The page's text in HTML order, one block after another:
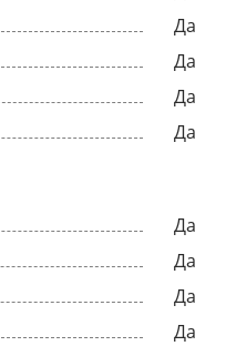
Да
Да
Да
Да
Да
Да
Да
Да